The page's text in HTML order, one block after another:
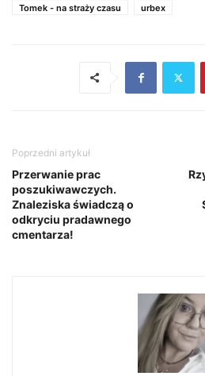
Tomek - na straży czasu
urbex
Poprzedni artykuł
Przerwanie prac
poszukiwawczych.
Znaleziska świadczą o
odkryciu pradawnego
cmentarza!